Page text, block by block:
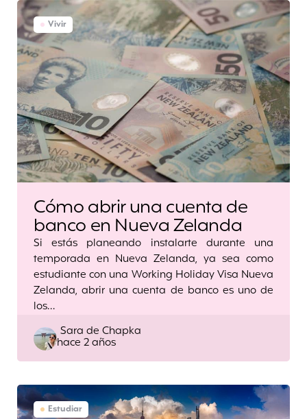
Vivir
Cómo abrir una cuenta de
banco en Nueva Zelanda
Si estás planeando instalarte durante una
temporada en Nueva Zelanda, ya sea como
estudiante con una Working Holiday Visa Nueva
Zelanda, abrir una cuenta de banco es uno de
los…
Posted
by
Sara de Chapka
hace 2 años
Estudiar